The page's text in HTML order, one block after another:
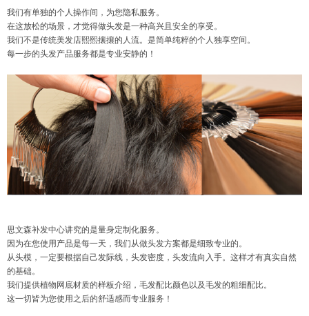
我们有单独的个人操作间，为您隐私服务。
在这放松的场景，才觉得做头发是一种高兴且安全的享受。
我们不是传统美发店熙熙攘攘的人流。是简单纯粹的个人独享空间。
每一步的头发产品服务都是专业安静的！
思文森补发中心讲究的是量身定制化服务。
因为在您使用产品是每一天，我们从做头发方案都是细致专业的。
从头模，一定要根据自己发际线，头发密度，头发流向入手。这样才有真实自然
的基础。
我们提供植物网底材质的样板介绍，毛发配比颜色以及毛发的粗细配比。
这一切皆为您使用之后的舒适感而专业服务！